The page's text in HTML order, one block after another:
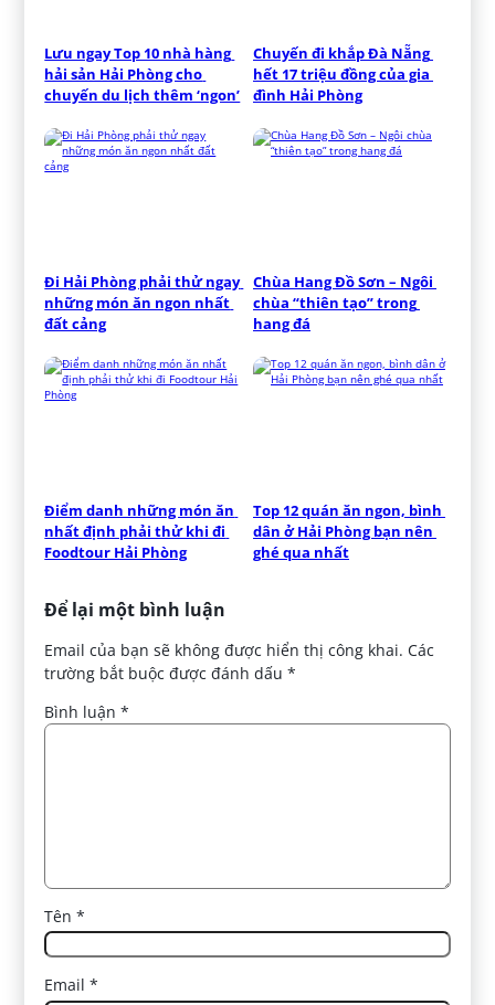
Lưu ngay Top 10 nhà hàng
hải sản Hải Phòng cho
chuyến du lịch thêm ‘ngon’
Chuyến đi khắp Đà Nẵng
hết 17 triệu đồng của gia
đình Hải Phòng
Đi Hải Phòng phải thử ngay
những món ăn ngon nhất
đất cảng
Chùa Hang Đồ Sơn – Ngôi
chùa “thiên tạo” trong
hang đá
Điểm danh những món ăn
nhất định phải thử khi đi
Foodtour Hải Phòng
Top 12 quán ăn ngon, bình
dân ở Hải Phòng bạn nên
ghé qua nhất
Để lại một bình luận
Email của bạn sẽ không được hiển thị công khai. Các
trường bắt buộc được đánh dấu*
Bình luận*
Tên*
Email*